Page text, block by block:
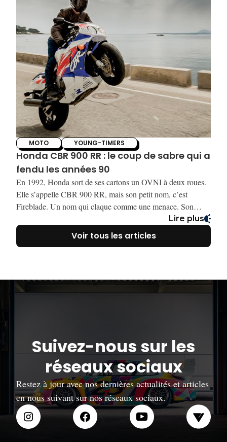
MOTO YOUNG-TIMERS
Honda CBR 900 RR : le coup de sabre qui a
fendu les années 90
En 1992, Honda sort de ses cartons un OVNI à deux roues.
Elle s’appelle CBR 900 RR, mais son petit nom, c’est
Fireblade. Un nom qui claque comme une menace. Son
crédo : être plus légère, plus agile, et plus radicale que toutes
les sportives de l’époque. Et croyez-le ou non, le pari n’est
pas juste tenu. Il est pulvérisé.
Lire plus
Voir tous les articles
Suivez-nous sur les
réseaux sociaux
Restez à jour avec nos dernières actualités et articles
en nous suivant sur nos réseaux sociaux.